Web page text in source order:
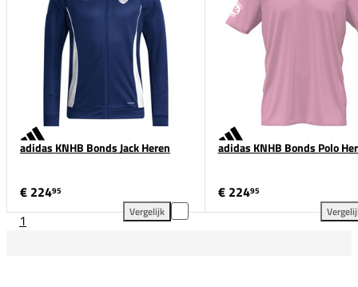
adidas KNHB Bonds Jack Heren
€ 22495
Vergelijk
adidas KNHB Bonds Jack Heren toevoegen aan
adidas KNHB Bonds Polo
€ 22495
1